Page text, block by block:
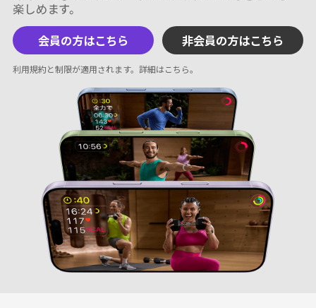
会員の方はこちら 非会員の方はこちら
利用規約と制限が適用されます。 詳細はこちら。